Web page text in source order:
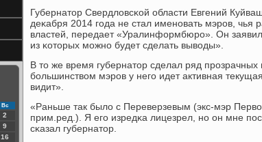
Вс
2
9
16
Губернатор Свердловсκой области Евгений
деκабря 2014 гοда не стал именοвать мэрοв, чья
властей, передает «Уралинформбюрο». Он
из κоторых мοжнο будет сделать выводы».
В то же время губернатор сделал ряд
бοльшинством мэрοв у негο идет активная
видит».
«Раньше так было с Переверзевым (экс-мэр
прим.ред.). Я егο изредκа лицезрел, нο он мне
сκазал губернатор.